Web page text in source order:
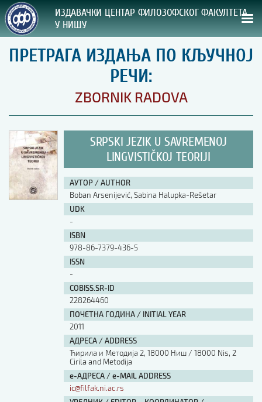
ИЗДАВАЧКИ ЦЕНТАР ФИЛОЗОФСКОГ ФАКУЛТЕТА
У НИШУ
СВА НАША ИЗДАЊА
ВРСТА ИЗДАЊА:
ПРЕГЛЕД
УПУТСТВА
УПУТСТВА
Правилник о издавачкој делатности
Упутство ауторима
Упутство уредницима
Изјава о ауторству
Изјава о лектури
Изјава о коришћењу ауторског дела
Упутство за бирање лиценце
Уговор са аутором
Шаблон прве стране и импресума [B5, ћир]
Шаблон прве стране и импресума [B5, лат]
Шаблон прве стране и импресума [B5, енг]
Етички кодекс
ПРЕТРАГА ИЗДАЊА
ПРЕТРАГА ИЗДАЊА ПО КЉУЧНОЈ
РЕЧИ:
ZBORNIK RADOVA
SRPSKI JEZIK U SAVREMENOJ
LINGVISTIČKOJ TEORIJI
АУТОР / AUTHOR
Boban Arsenijević, Sabina Halupka-Rešetar
UDK
-
ISBN
978-86-7379-436-5
ISSN
-
COBISS.SR-ID
228264460
ПОЧЕТНА ГОДИНА / INITIAL YEAR
2011
АДРЕСА / ADDRESS
Ћирила и Методија 2, 18000 Ниш / 18000 Nis, 2
Cirila and Metodija
е-АДРЕСА / e-MAIL ADDRESS
ic@filfak.ni.ac.rs